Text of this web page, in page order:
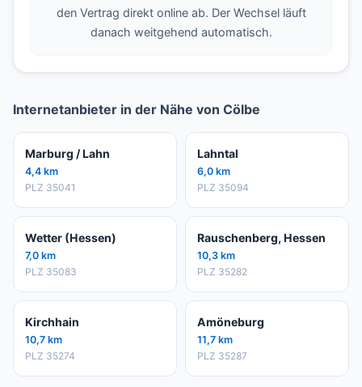
den Vertrag direkt online ab. Der Wechsel läuft
danach weitgehend automatisch.
Internetanbieter in der Nähe von Cölbe
Marburg / Lahn
4,4 km
PLZ 35041
Lahntal
6,0 km
PLZ 35094
Wetter (Hessen)
7,0 km
PLZ 35083
Rauschenberg, Hessen
10,3 km
PLZ 35282
Kirchhain
10,7 km
PLZ 35274
Amöneburg
11,7 km
PLZ 35287